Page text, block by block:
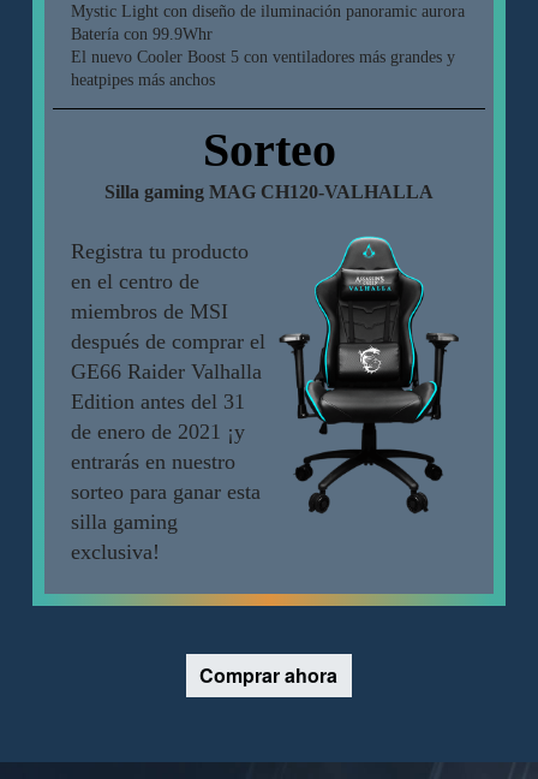
Mystic Light con diseño de iluminación panoramic aurora
Batería con 99.9Whr
El nuevo Cooler Boost 5 con ventiladores más grandes y
heatpipes más anchos
Sorteo
Silla gaming MAG CH120-VALHALLA
Registra tu producto
en el centro de
miembros de MSI
después de comprar el
GE66 Raider Valhalla
Edition antes del 31
de enero de 2021 ¡y
entrarás en nuestro
sorteo para ganar esta
silla gaming
exclusiva!
Comprar ahora